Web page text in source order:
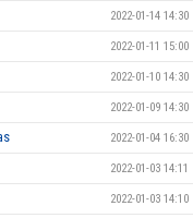
2022-01-14 14:30
2022-01-11 15:00
2022-01-10 14:30
2022-01-09 14:30
2022-01-04 16:30
2022-01-03 14:11
2022-01-03 14:10